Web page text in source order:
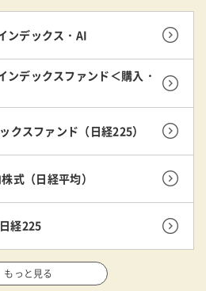
ンデックス・AI
ンデックスファンド＜購入・
クスファンド（日経225）
式（日経平均）
経225
もっと見る